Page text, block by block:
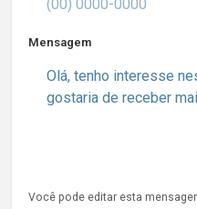
Mensagem
Você pode editar esta